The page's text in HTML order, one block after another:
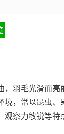
羽毛光滑而亮
，常以昆虫、
察力敏锐等